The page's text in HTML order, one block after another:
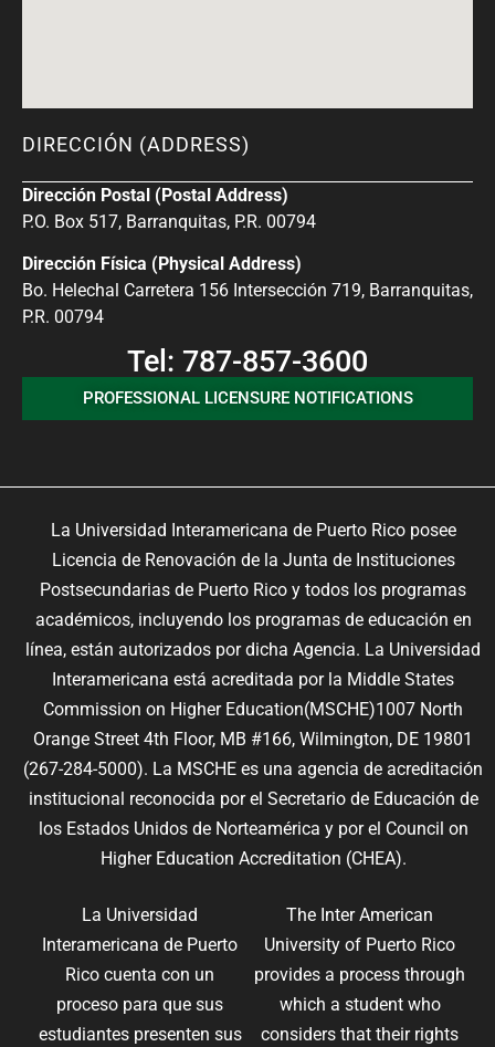
DIRECCIÓN (ADDRESS)
Dirección Postal (Postal Address)
P.O. Box 517, Barranquitas, P.R. 00794
Dirección Física (Physical Address)
Bo. Helechal Carretera 156 Intersección 719, Barranquitas,
P.R. 00794
Tel: 787-857-3600
PROFESSIONAL LICENSURE NOTIFICATIONS
La Universidad Interamericana de Puerto Rico posee
Licencia de Renovación de la Junta de Instituciones
Postsecundarias de Puerto Rico y todos los programas
académicos, incluyendo los programas de educación en
línea, están autorizados por dicha Agencia. La Universidad
Interamericana está acreditada por la Middle States
Commission on Higher Education(MSCHE)1007 North
Orange Street 4th Floor, MB #166, Wilmington, DE 19801
(267-284-5000). La MSCHE es una agencia de acreditación
institucional reconocida por el Secretario de Educación de
los Estados Unidos de Norteamérica y por el Council on
Higher Education Accreditation (CHEA).
La Universidad
Interamericana de Puerto
Rico cuenta con un
proceso para que sus
estudiantes presenten sus
The Inter American
University of Puerto Rico
provides a process through
which a student who
considers that their rights